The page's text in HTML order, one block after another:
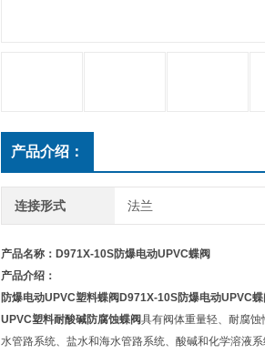
产品介绍：
连接形式 法兰
产品名称：D971X-10S防爆电动UPVC蝶阀
产品介绍：
防爆电动UPVC塑料蝶阀 D971X-10S防爆电动UPVC
UPVC塑料耐酸碱防腐蚀蝶阀具有阀体重量轻、耐腐
水管路系统、盐水和海水管路系统、酸碱和化学溶液系